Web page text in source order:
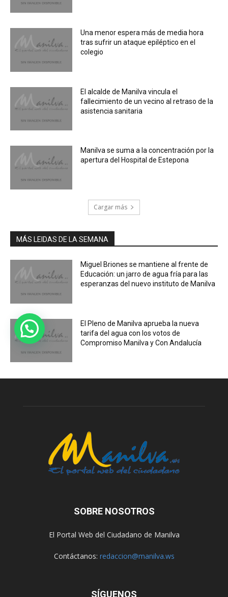
Una menor espera más de media hora
tras sufrir un ataque epiléptico en el
colegio
El alcalde de Manilva vincula el
fallecimiento de un vecino al retraso de la
asistencia sanitaria
Manilva se suma a la concentración por la
apertura del Hospital de Estepona
Cargar más
MÁS LEIDAS DE LA SEMANA
Miguel Briones se mantiene al frente de
Educación: un jarro de agua fría para las
esperanzas del nuevo instituto de Manilva
El Pleno de Manilva aprueba la nueva
tarifa del agua con los votos de
Compromiso Manilva y Con Andalucía
SOBRE NOSOTROS
El Portal Web del Ciudadano de Manilva
Contáctanos: redaccion@manilva.ws
SÍGUENOS